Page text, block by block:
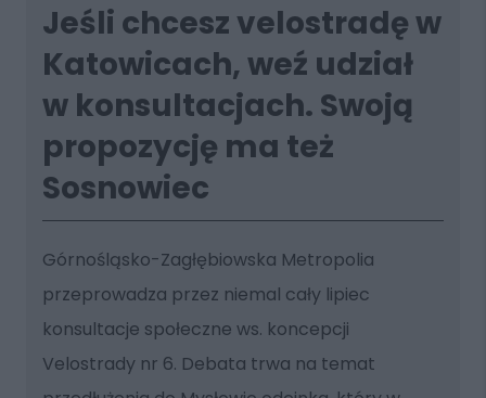
Jeśli chcesz velostradę w
Katowicach, weź udział
w konsultacjach. Swoją
propozycję ma też
Sosnowiec
Górnośląsko-Zagłębiowska Metropolia
przeprowadza przez niemal cały lipiec
konsultacje społeczne ws. koncepcji
Velostrady nr 6. Debata trwa na temat